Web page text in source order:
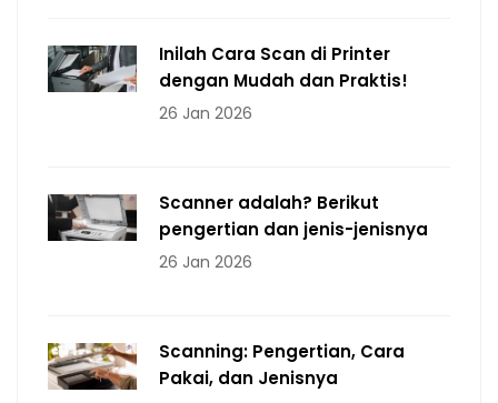
Inilah Cara Scan di Printer
dengan Mudah dan Praktis!
26 Jan 2026
Scanner adalah? Berikut
pengertian dan jenis-jenisnya
26 Jan 2026
Scanning: Pengertian, Cara
Pakai, dan Jenisnya